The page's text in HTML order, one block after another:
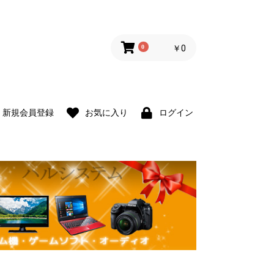
0 ￥0
新規会員登録 お気に入り ログイン